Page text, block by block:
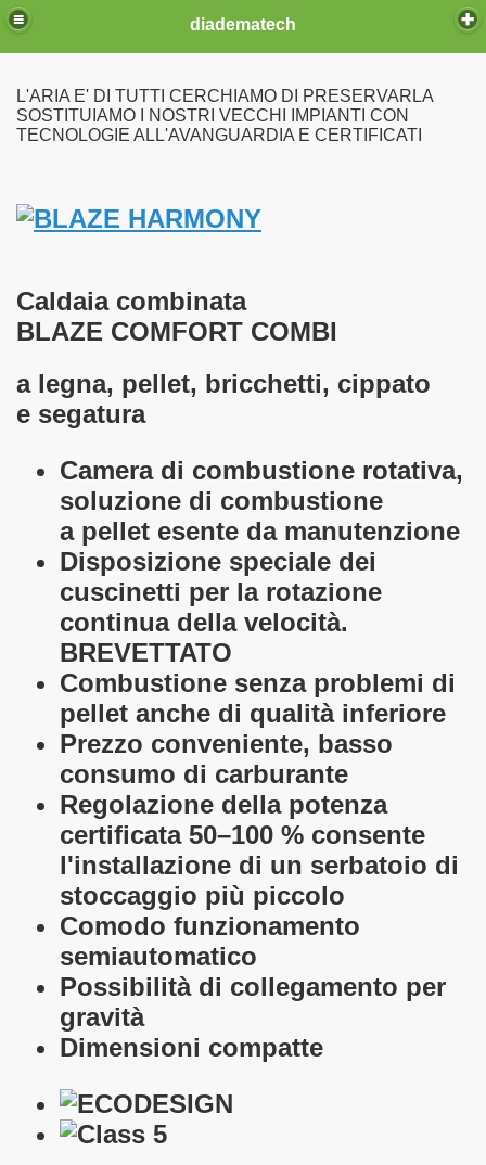
diadematech
L'ARIA E' DI TUTTI CERCHIAMO DI PRESERVARLA
SOSTITUIAMO I NOSTRI VECCHI IMPIANTI CON
TECNOLOGIE ALL'AVANGUARDIA E CERTIFICATI
Caldaia combinata
BLAZE COMFORT COMBI
a legna, pellet, bricchetti, cippato
e segatura
Camera di combustione rotativa,
soluzione di combustione
a pellet esente da manutenzione
Disposizione speciale dei
cuscinetti per la rotazione
continua della velocità.
BREVETTATO
Combustione senza problemi di
pellet anche di qualità inferiore
Prezzo conveniente, basso
consumo di carburante
Regolazione della potenza
certificata 50–100 % consente
l'installazione di un serbatoio di
stoccaggio più piccolo
Comodo funzionamento
semiautomatico
Possibilità di collegamento per
gravità
Dimensioni compatte
biomass